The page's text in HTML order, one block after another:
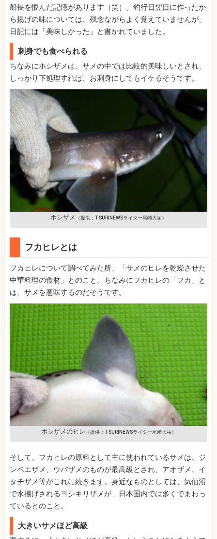
船長を恨んだ記憶があります（笑）。釣行日翌日に作ったか
ら揚げの味については、残念ながらよく覚えていませんが、
日記には「美味しかった」と書かれていました。
刺身でも食べられる
ちなみにホシザメは、サメの中では比較的美味しいとされ、
しっかり下処理すれば、お刺身にしてもイケるそうです。
ホシザメ （提供：TSURINEWSライター尾崎大祐）
フカヒレとは
フカヒレについて調べてみた所、「サメのヒレを乾燥させた
中華料理の食材」とのこと。ちなみにフカヒレの「フカ」と
は、サメを意味するのだそうです。
ホシザメのヒレ （提供：TSURINEWSライター尾崎大祐）
そして、フカヒレの原料として主に使われているサメは、ジ
ンベエザメ、ウバザメのものが最高級とされ、アオザメ、イ
タチザメ等がこれに続きます。身近なものとしては、気仙沼
で水揚げされるヨシキリザメが、日本国内では多くでまわっ
ているとのこと。
大きいサメほど高級